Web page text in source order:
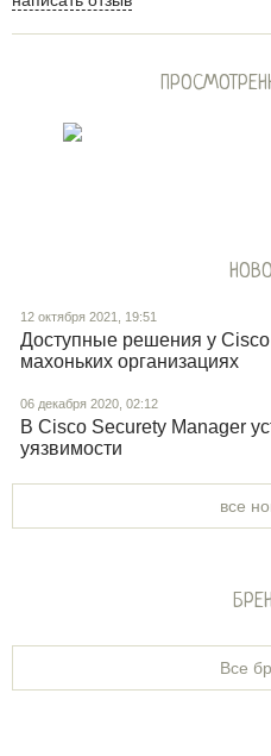
12 октября 2021, 19:51
Доступные решения у
махоньких организациях
06 декабря 2020, 02:12
В Cisco Securety Manager
уязвимости
все
Все